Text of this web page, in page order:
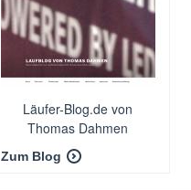
Läufer-Blog.de von
Thomas Dahmen
Zum Blog